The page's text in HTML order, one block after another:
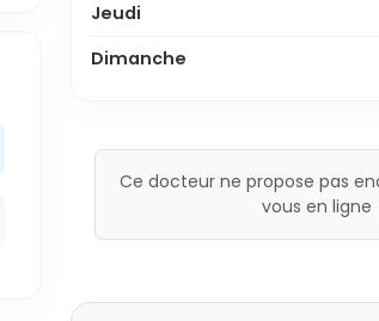
Jeudi
Dimanche
Ce docteur ne propose pas
vous en ligne